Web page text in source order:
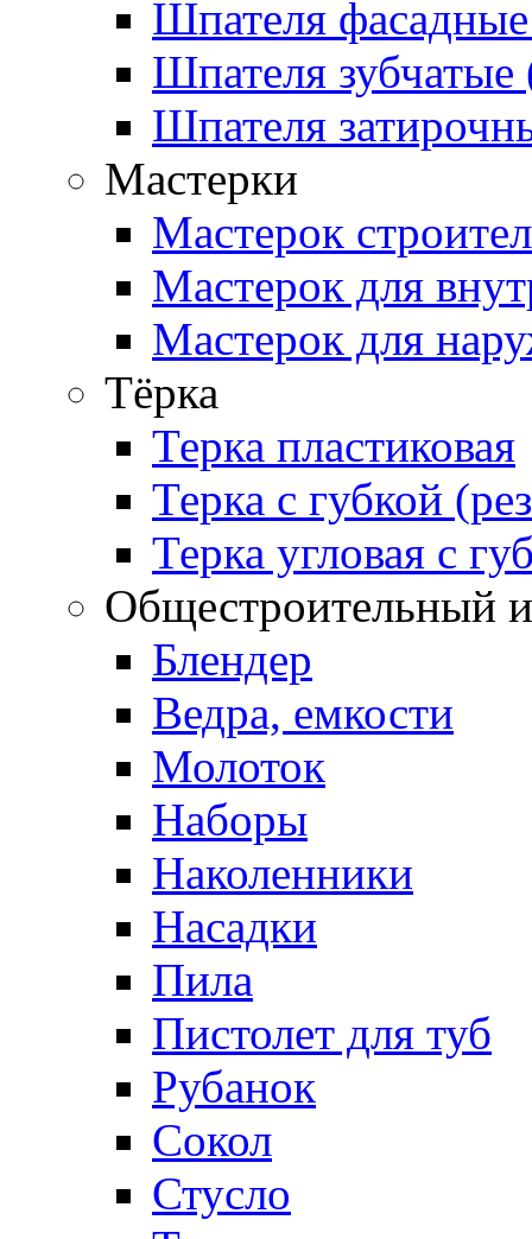
Шпателя
Шпателя зубчатые
Шпателя
Мастерки
Мастерок
Мастерок для
Мастерок для
Тёрка
Терка пластиковая
Терка с губкой
Терка угловая с
Общестроительный
Блендер
Ведра, емкости
Молоток
Наборы
Наколенники
Насадки
Пила
Пистолет для туб
Рубанок
Сокол
Стусло